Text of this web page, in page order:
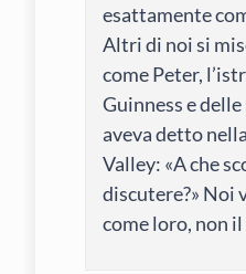
esattamente
Altri di noi si
come Peter,
Guinness e
aveva detto
Valley: «A che
discutere?» Noi
come loro, non